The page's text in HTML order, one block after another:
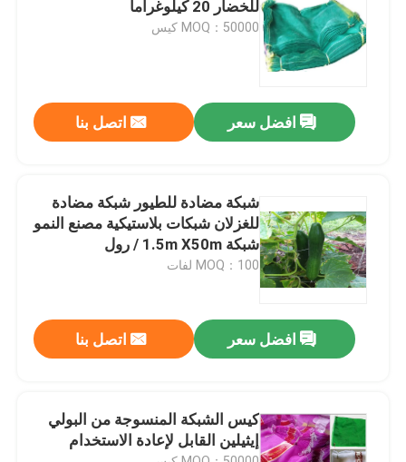
حول بنا
ضبط الجودة
طلب اقتباس
Russian website
الستار المغناطيسي للباب
شبكة ظلال PE
للخضار 20 كيلوغراماً
MOQ：50000 كيس
افضل سعر اتصل بنا
شبكة مضادة للطيور شبكة مضادة
للغزلان شبكات بلاستيكية مصنع النمو
شبكة 1.5m X50m / رول
MOQ：100 لفات
افضل سعر اتصل بنا
كيس الشبكة المنسوجة من البولي
إيثيلين القابل لإعادة الاستخدام